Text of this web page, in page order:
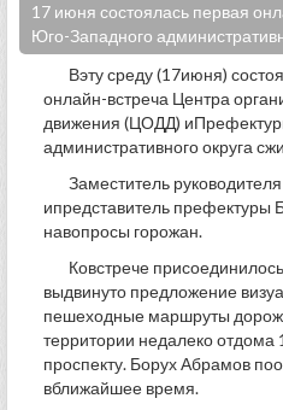
17 июня состоялась первая
Юго-Западного
Вэту среду (17июня)
онлайн-встреча Центра
движения (ЦОДД)
административного округа
Заместитель
ипредставитель префектуры
навопросы горожан.
Ковстрече
выдвинуто предложение
пешеходные маршруты
территории недалеко отдома
проспекту. Борух Абрамов
вближайшее время.